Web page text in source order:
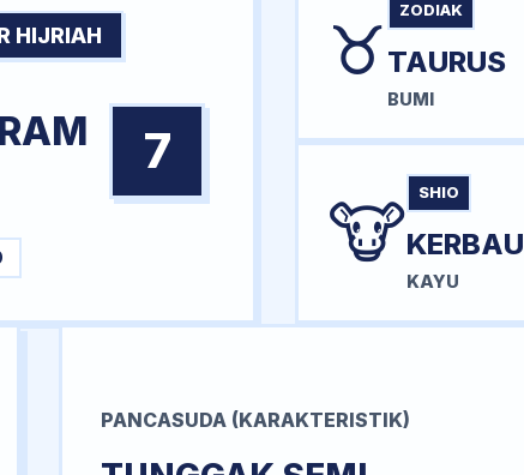
HIJRIAH
7
♉ ZODIAK
TAURUS
BUMI
🐮 SHIO
KERBAU
KAYU
PANCASUDA (KARAKTERISTIK)